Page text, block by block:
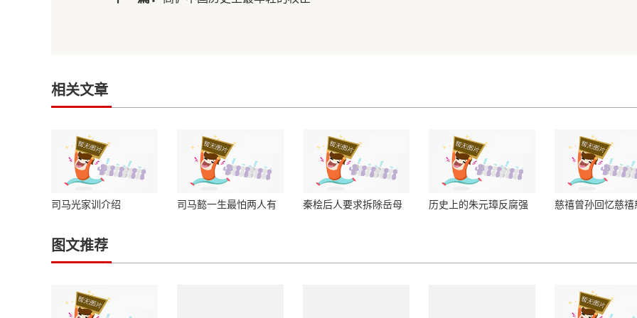
相关文章
司马光家训介绍
司马懿一生最怕两人有
秦桧后人要求拆除岳母
历史上的朱元璋反腐强
慈禧曾孙回忆慈禧
图文推荐